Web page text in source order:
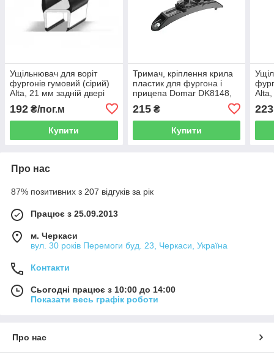
Ущільнювач для воріт
фургонів гумовий (сірий)
Alta, 21 мм задній двері
причепів і напівпричепів
192 ₴/пог.м
Купити
Тримач, кріплення крила
пластик для фургона і
прицепа Domar DK8148,
215₴
Купити
Alta,
223
Про нас
87% позитивних з 207 відгуків за рік
Працює з 25.09.2013
м. Черкаси
вул. 30 років Перемоги буд. 23, Черкаси, Україна
Контакти
Сьогодні працює з 10:00 до 14:00
Показати весь графік роботи
Про нас